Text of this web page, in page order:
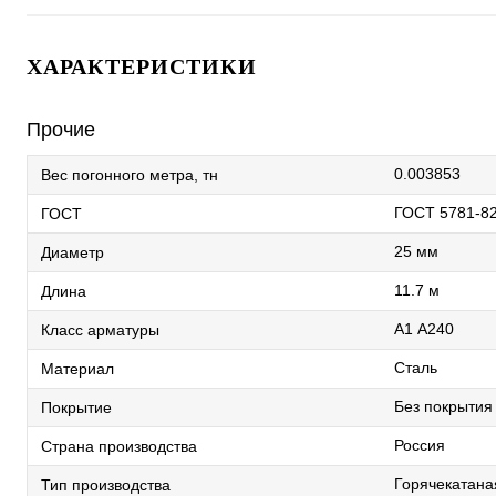
ХАРАКТЕРИСТИКИ
Прочие
Вес погонного метра, тн 0.003853
ГОСТ ГОСТ 5781-
Диаметр 25 мм
Длина 11.7 м
Класс арматуры А1 А240
Материал Сталь
Покрытие Без покрытия
Страна производства Россия
Тип производства